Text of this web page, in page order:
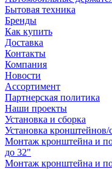
Бытовая техника
Бренды
Как купить
Доставка
Контакты
Компания
Новости
Ассортимент
Партнерская политика
Наши проекты
Установка и сборка
Установка кронштейнов/
Монтаж кронштейна и
до 32"
Монтаж кронштейна и